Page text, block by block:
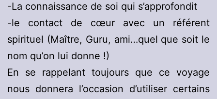
-La connaissance de soi qui s’approfondit
-le contact de cœur avec un référent
spirituel (Maître, Guru, ami…quel que soit le
nom qu’on lui donne !)
En se rappelant toujours que ce voyage
nous donnera l’occasion d’utiliser certains